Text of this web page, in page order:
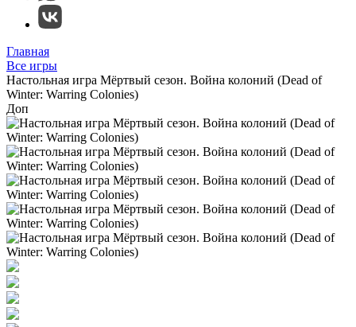
Главная
Все игры
Настольная игра Мёртвый сезон. Война колоний (Dead of
Winter: Warring Colonies)
Доп